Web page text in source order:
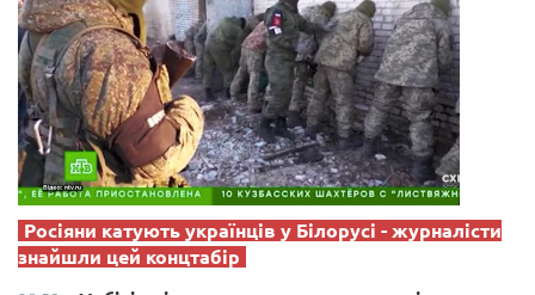
Росіяни катують українців у Білорусі - журналісти
знайшли цей концтабір